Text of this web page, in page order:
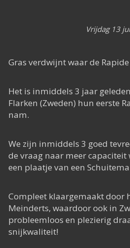
Het digitale
Vrijdag 13
Gras verdwijnt waar de
Het is inmiddels 3 jaar
Flarken (Zweden) hun eerste
nam.
We zijn inmiddels 3 goed
de vraag naar meer
een plaatje van een
Compleet klaargemaakt door
Meinderts, waardoor ook in
probleemloos en plezierig
snijkwaliteit!